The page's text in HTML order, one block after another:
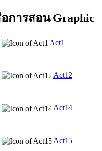
การสอน Graphic
Act1
Act12
Act14
Act15